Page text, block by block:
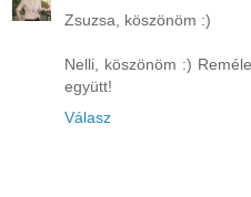
Zsuzsa, köszönöm :)
Nelli, köszönöm :)
együtt!
Válasz